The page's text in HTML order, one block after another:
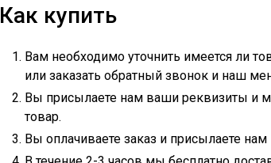
Как купить
Вам необходимо уточнить имеется ли
или заказать обратный звонок и наш
Вы присылаете нам ваши реквизиты и
товар.
Вы оплачиваете заказ и присылаете